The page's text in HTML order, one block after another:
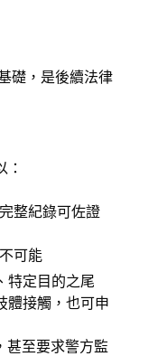
礎，是後續法律
：
整紀錄可佐證
可能
特定目的之尾
體接觸，也可申
甚至要求警方監